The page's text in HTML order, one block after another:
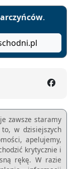
.
zawsze staramy
w dzisiejszych
apelujemy,
krytycznie i
rękę. W razie